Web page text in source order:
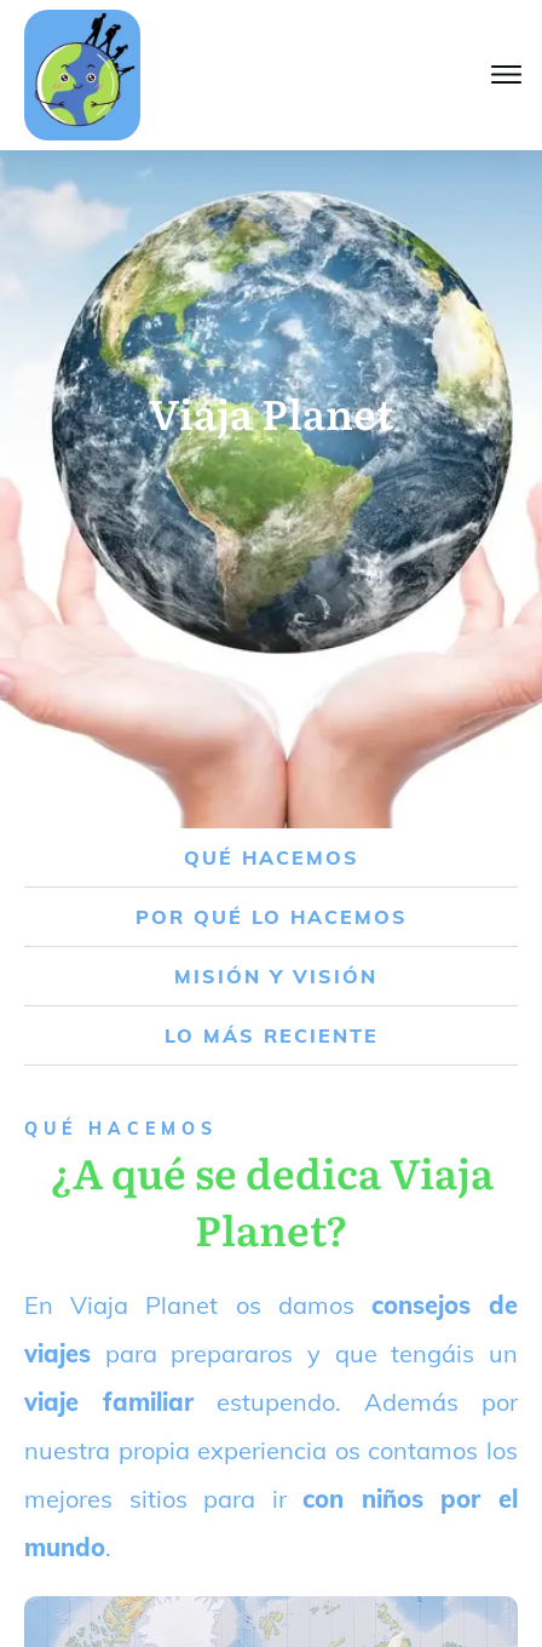
Viaja Planet
QUÉ HACEMOS
POR QUÉ LO HACEMOS
MISIÓN Y VISIÓN
LO MÁS RECIENTE
QUÉ HACEMOS
¿A qué se dedica Viaja
Planet?
En Viaja Planet os damos consejos de
viajes para prepararos y que tengáis un
viaje familiarestupendo. Además por
nuestra propia experiencia os contamos los
mejores sitios para ircon niños por el
mundo.